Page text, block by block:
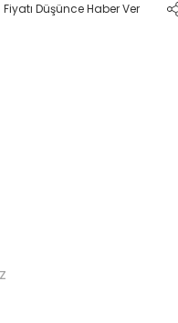
Fiyatı Düşünce Haber Ver